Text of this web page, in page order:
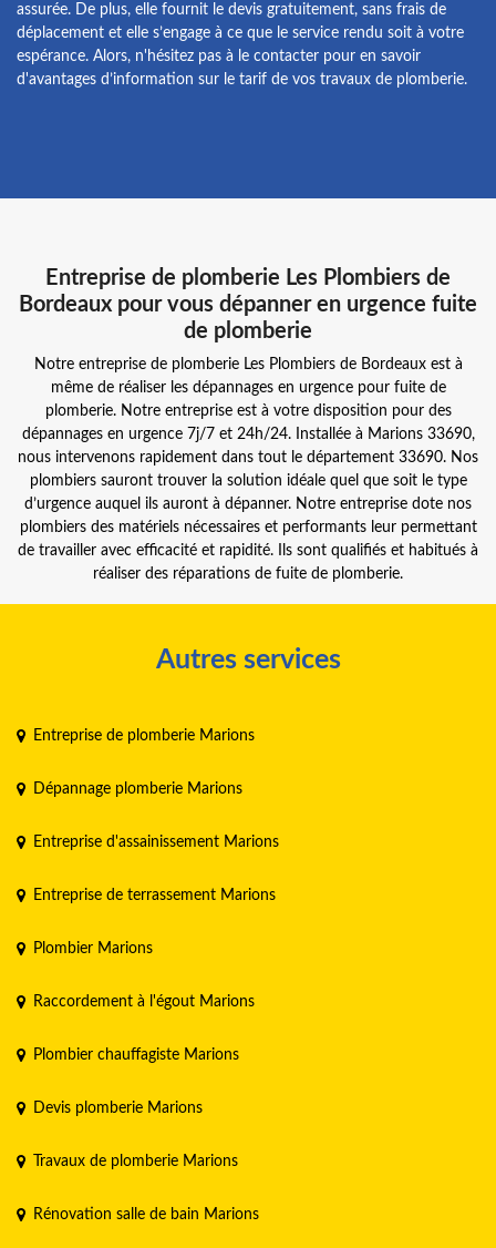
assurée. De plus, elle fournit le devis gratuitement, sans frais de
déplacement et elle s’engage à ce que le service rendu soit à votre
espérance. Alors, n'hésitez pas à le contacter pour en savoir
d'avantages d’information sur le tarif de vos travaux de plomberie.
Entreprise de plomberie Les Plombiers de
Bordeaux pour vous dépanner en urgence fuite
de plomberie
Notre entreprise de plomberie Les Plombiers de Bordeaux est à
même de réaliser les dépannages en urgence pour fuite de
plomberie. Notre entreprise est à votre disposition pour des
dépannages en urgence 7j/7 et 24h/24. Installée à Marions 33690,
nous intervenons rapidement dans tout le département 33690. Nos
plombiers sauront trouver la solution idéale quel que soit le type
d’urgence auquel ils auront à dépanner. Notre entreprise dote nos
plombiers des matériels nécessaires et performants leur permettant
de travailler avec efficacité et rapidité. Ils sont qualifiés et habitués à
réaliser des réparations de fuite de plomberie.
Autres services
Entreprise de plomberie Marions
Dépannage plomberie Marions
Entreprise d'assainissement Marions
Entreprise de terrassement Marions
Plombier Marions
Raccordement à l'égout Marions
Plombier chauffagiste Marions
Devis plomberie Marions
Travaux de plomberie Marions
Rénovation salle de bain Marions